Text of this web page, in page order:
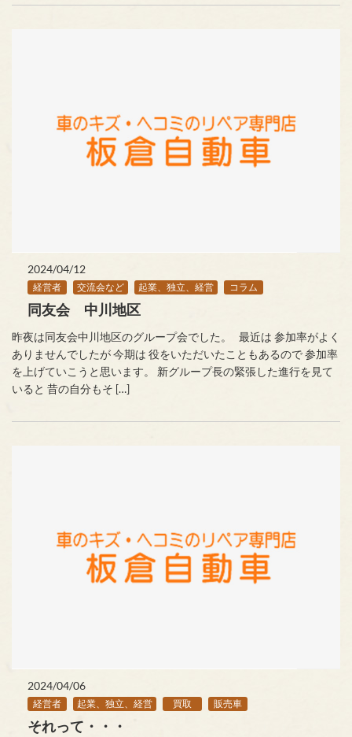
2024/04/12
経営者 交流会など 起業、独立、経営 コラム
同友会 中川地区
昨夜は同友会中川地区のグループ会でした。 最近は 参加率がよく
ありませんでしたが 今期は 役をいただいたこともあるので 参加率
を上げていこうと思います。 新グループ長の緊張した進行を見て
いると 昔の自分もそ […]
2024/04/06
経営者 起業、独立、経営 買取 販売車
それって・・・